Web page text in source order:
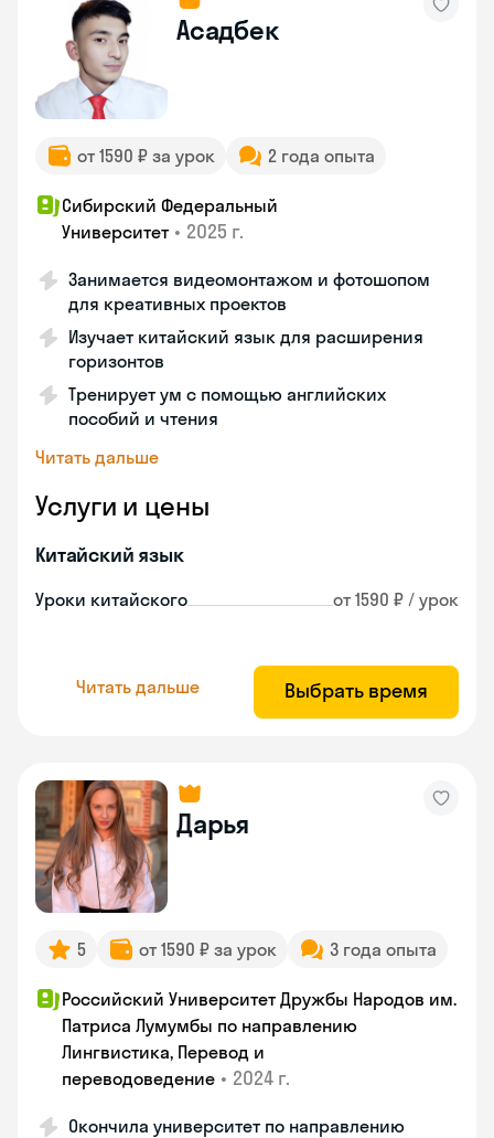
Асадбек
от 1590 ₽ за урок 2 года опыта
Сибирский Федеральный
Университет • 2025 г.
Занимается видеомонтажом и фотошопом
для креативных проектов
Изучает китайский язык для расширения
горизонтов
Тренирует ум с помощью английских
пособий и чтения
Читать дальше
Услуги и цены
Китайский язык
Уроки китайского от 1590 ₽ / урок
Читать дальше Выбрать время
Дарья
5 от 1590 ₽ за урок 3 года опыта
Российский Университет Дружбы Народов им.
Патриса Лумумбы по направлению
Лингвистика, Перевод и
переводоведение • 2024 г.
Окончила университет по направлению